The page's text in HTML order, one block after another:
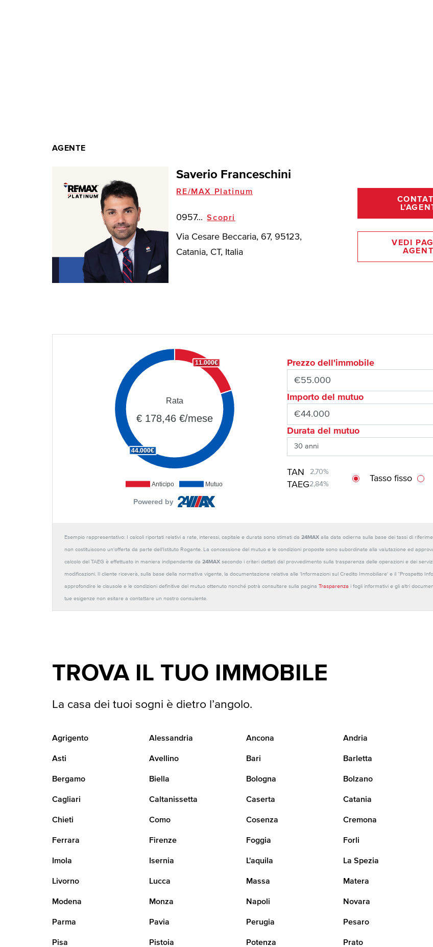
AGENTE
Saverio Franceschini
RE/MAX Platinum
0957... Scopri
Via Cesare Beccaria, 67, 95123,
Catania, CT, Italia
VEDI
Anticipo Mutuo
11.000€
44.000€
Rata
€ 178,46 €/mese
Powered by
Prezzo dell'immobile
Importo del mutuo
Durata del mutuo
TAN 2,70%
TAEG2,84%
Tasso fisso
Esempio rappresentativo: I calcoli riportati relativi a rate, interessi, capitale e durata sono stimati da 24MAXalla data odierna sulla base dei tassi di
non costituiscono un'offerta da parte dell'Istituto Rogante. La concessione del mutuo e le condizioni proposte sono subordinate alla valutazione ed
calcolo del TAEG è effettuato in maniera indipendente da 24MAXsecondo i criteri dettati dal provvedimento sulla trasparenza delle operazioni e dei
modificazioni. Il cliente riceverà, sulla base della normativa vigente, la documentazione relativa alle 'Informazioni sul Credito Immobiliare' e il “Prospetto
approfondire le clausole e le condizioni definitive del mutuo ottenuto nonché potrà consultare sulla pagina Trasparenza i fogli informativi e gli altri
tue esigenze non esitare a contattare un nostro consulente.
TROVA IL TUO IMMOBILE
La casa dei tuoi sogni è dietro l’angolo.
Agrigento Alessandria Ancona Andria
Asti Avellino Bari Barletta
Bergamo Biella Bologna Bolzano
Cagliari Caltanissetta Caserta Catania
Chieti Como Cosenza Cremona
Ferrara Firenze Foggia Forli
Imola Isernia L'aquila La Spezia
Livorno Lucca Massa Matera
Modena Monza Napoli Novara
Parma Pavia Perugia Pesaro
Pisa Pistoia Potenza Prato